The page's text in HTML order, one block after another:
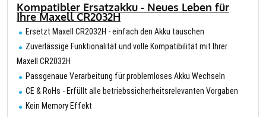
Kompatibler Ersatzakku - Neues Leben für
Ihre Maxell CR2032H
Ersetzt Maxell CR2032H - einfach den Akku tauschen
Zuverlässige Funktionalität und volle Kompatibilität mit Ihrer
Maxell CR2032H
Passgenaue Verarbeitung für problemloses Akku Wechseln
CE & RoHs - Erfüllt alle betriebssicherheitsrelevanten Vorgaben
Kein Memory Effekt